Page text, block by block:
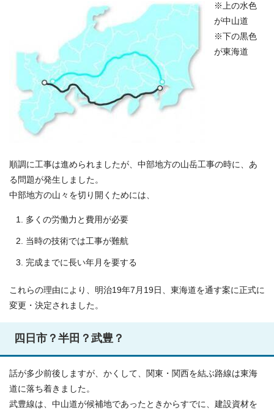
※上の水色
が中山道
※下の黒色
が東海道
順調に工事は進められましたが、中部地方の山岳工事の時に、あ
る問題が発生しました。
中部地方の山々を切り開くためには、
多くの労働力と費用が必要
当時の技術では工事が難航
完成までに長い年月を要する
これらの理由により、明治19年7月19日、東海道を通す案に正式に
変更・決定されました。
四日市？半田？武豊？
話が多少前後しますが、かくして、関東・関西を結ぶ路線は東海
道に落ち着きました。
武豊線は、中山道が候補地であったときからすでに、建設資材を